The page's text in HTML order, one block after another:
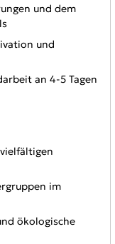
und dem
und
an 4-5 Tagen
im
ökologische